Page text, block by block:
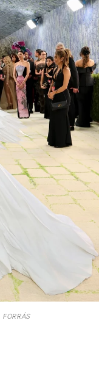
FORRÁS